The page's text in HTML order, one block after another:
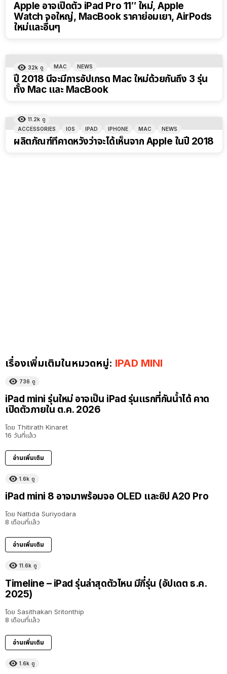
Apple อาจเปิดตัว iPad Pro 11″ ใหม่, Apple
Watch จอใหญ่, MacBook ราคาย่อมเยา, AirPods
ใหม่และอื่นๆ
32k ดู MAC NEWS
ปี 2018 นี้จะมีการอัปเกรด Mac ใหม่ด้วยกันถึง 3 รุ่น
ทั้ง Mac และ MacBook
11.2k ดู
ACCESSORIES
IOS IPAD IPHONE MAC NEWS
ผลิตภัณฑ์ที่คาดหวังว่าจะได้เห็นจาก Apple ในปี 2018
เรื่องเพิ่มเติมในหมวดหมู่: IPAD MINI
736 ดู
iPad mini รุ่นใหม่ อาจเป็น iPad รุ่นแรกที่กันน้ำได้ คาด
เปิดตัวภายใน ต.ค. 2026
โดย Thitirath Kinaret
16 วันที่แล้ว
อ่านเพิ่มเติม
1.6k ดู
iPad mini 8 อาจมาพร้อมจอ OLED และชิป A20 Pro
โดย Nattida Suriyodara
8 เดือนที่แล้ว
อ่านเพิ่มเติม
11.6k ดู
Timeline – iPad รุ่นล่าสุดตัวไหน มีกี่รุ่น (อัปเดต ธ.ค.
2025)
โดย Sasithakan Sritonthip
8 เดือนที่แล้ว
อ่านเพิ่มเติม
1.6k ดู